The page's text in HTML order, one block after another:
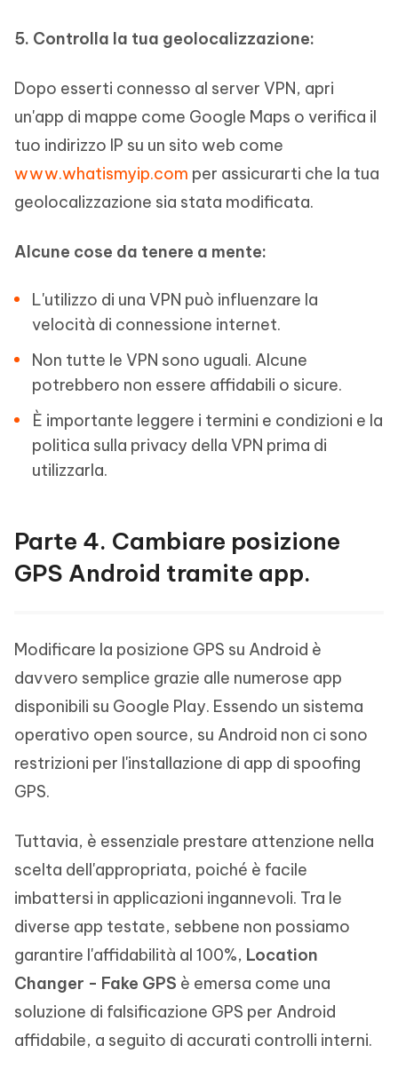
5. Controlla la tua geolocalizzazione:
Dopo esserti connesso al server VPN, apri
un'app di mappe come Google Maps o verifica il
tuo indirizzo IP su un sito web come
www.whatismyip.com per assicurarti che la tua
geolocalizzazione sia stata modificata.
Alcune cose da tenere a mente:
L'utilizzo di una VPN può influenzare la
velocità di connessione internet.
Non tutte le VPN sono uguali. Alcune
potrebbero non essere affidabili o sicure.
È importante leggere i termini e condizioni e la
politica sulla privacy della VPN prima di
utilizzarla.
Parte 4. Cambiare posizione
GPS Android tramite app.
Modificare la posizione GPS su Android è
davvero semplice grazie alle numerose app
disponibili su Google Play. Essendo un sistema
operativo open source, su Android non ci sono
restrizioni per l'installazione di app di spoofing
GPS.
Tuttavia, è essenziale prestare attenzione nella
scelta dell'appropriata, poiché è facile
imbattersi in applicazioni ingannevoli. Tra le
diverse app testate, sebbene non possiamo
garantire l'affidabilità al 100%, Location
Changer - Fake GPS è emersa come una
soluzione di falsificazione GPS per Android
affidabile, a seguito di accurati controlli interni.